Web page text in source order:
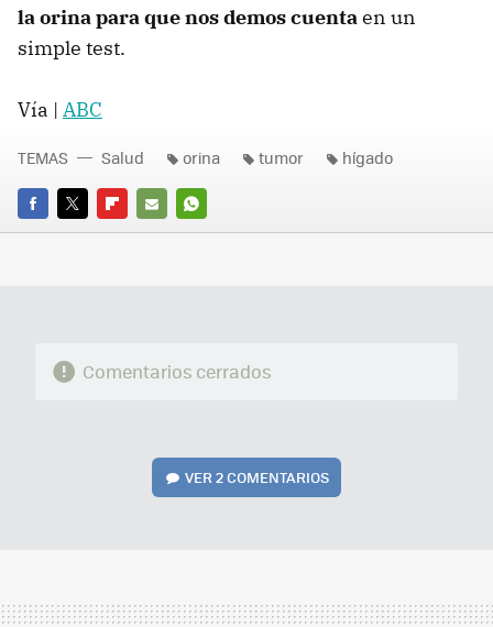
la orina para que nos demos cuentaen un
simple test.
Vía | ABC
FACEBOOK
TWITTERFLIPBOARD
E-
WHATSAPP
TEMAS Salud orina tumor hígado
Comentarios cerrados
VER2 COMENTARIOS